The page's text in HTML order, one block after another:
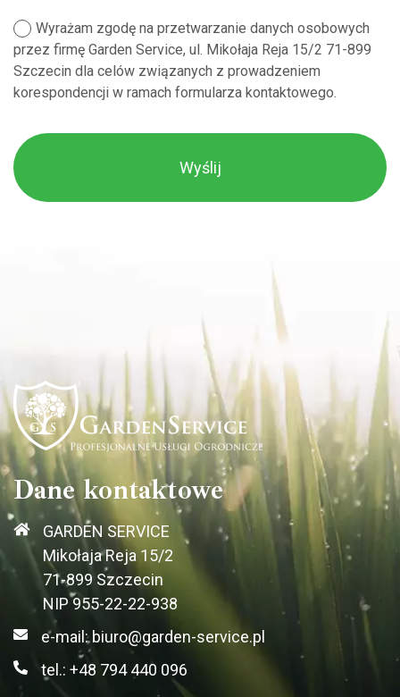
Wyrażam zgodę na przetwarzanie danych osobowych
przez firmę Garden Service, ul. Mikołaja Reja 15/2 71-899
Szczecin dla celów związanych z prowadzeniem
korespondencji w ramach formularza kontaktowego.
Dane kontaktowe
GARDEN SERVICE
Mikołaja Reja 15/2
71-899 Szczecin
NIP 955-22-22-938
e-mail: biuro@garden-service.pl
tel.: +48 794 440 096